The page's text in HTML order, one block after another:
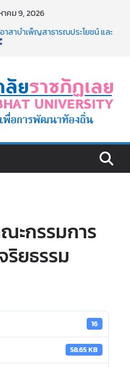
คม 9, 2026
สาบำเพ็ญสาธารณประโยชน์ และ
ร เปิดบ้าน LRU ครั้งที่ 4 เปิดให้
วิชาในฝัน สู่อนาคตที่ใช่
ชี้แจงกับคณะอนุกรรมาธิการ
ะกรรมการ
ริยธรรม
16
58.65 KB